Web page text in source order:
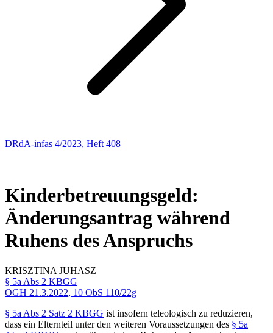
DRdA-infas 4/2023, Heft 408
Kinderbetreuungsgeld:
Änderungsantrag während
Ruhens des Anspruchs
KRISZTINA JUHASZ
§ 5a Abs 2 KBGG
OGH 21.3.2022, 10 ObS 110/22g
§ 5a Abs 2 Satz 2 KBGG ist insofern teleologisch zu reduzieren,
dass ein Elternteil unter den weiteren Voraussetzungen des § 5a